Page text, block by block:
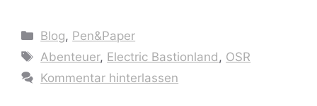
Kategorien
Blog, Pen&Paper
Schlagwörter
Abenteuer, Electric Bastionland , OSR
Kommentar hinterlassen